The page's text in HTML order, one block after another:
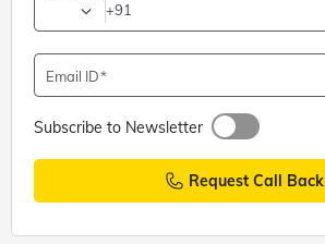
+91
Email ID
Subscribe to Newsletter
Request Call Back